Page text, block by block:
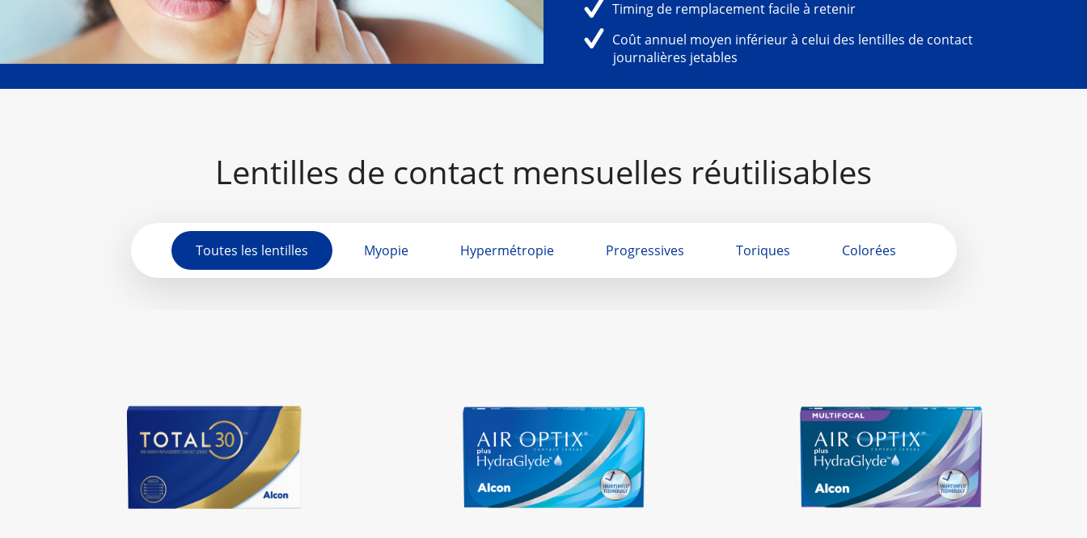
Timing de remplacement facile à retenir
Coût annuel moyen inférieur à celui des lentilles de contact
journalières jetables
Lentilles de contact mensuelles réutilisables
Toutes les lentilles Myopie Hypermétropie Progressives Toriques Colorées